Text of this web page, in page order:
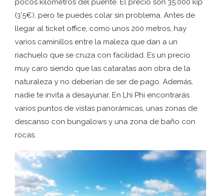
pocos kilómetros del puente. El precio son 35.000 kip
(3’5€), pero te puedes colar sin problema. Antes de
llegar al ticket office, como unos 200 metros, hay
varios caminillos entre la maleza que dan a un
riachuelo que se cruza con facilidad. Es un precio
muy caro siendo que las cataratas aon obra de la
naturaleza y no deberían de ser de pago. Además,
nadie te invita a desayunar. En Lhi Phi encontrarás
varios puntos de vistas panorámicas, unas zonas de
descanso con bungalows y una zona de baño con
rocas.